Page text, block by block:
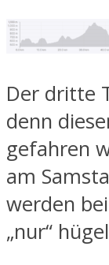
Der dritte
denn
gefahren
am
werden
„nur“